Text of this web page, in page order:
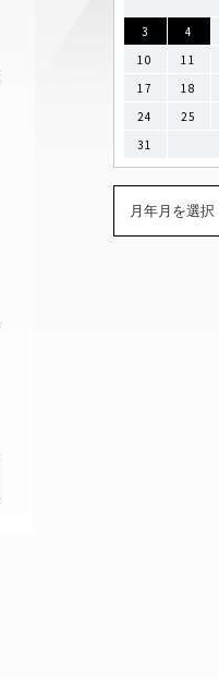
3
4
10
11
17
18
24
25
31